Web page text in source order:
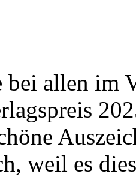
bei allen im
weil es